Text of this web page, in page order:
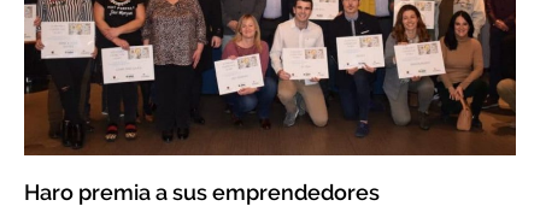
Haro premia a sus emprendedores